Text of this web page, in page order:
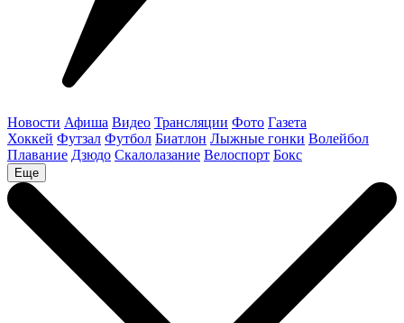
Новости Афиша Видео Трансляции Фото Газета
Хоккей Футзал Футбол Биатлон Лыжные гонки Волейбол
Плавание Дзюдо Скалолазание Велоспорт Бокс
Еще